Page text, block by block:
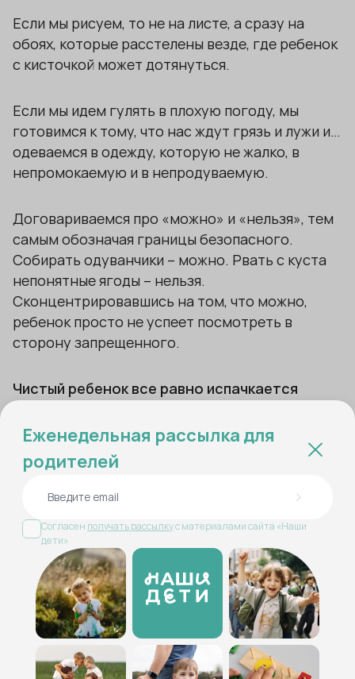
Если мы рисуем, то не на листе, а сразу на
обоях, которые расстелены везде, где ребенок
с кисточкой может дотянуться.
Если мы идем гулять в плохую погоду, мы
готовимся к тому, что нас ждут грязь и лужи и…
одеваемся в одежду, которую не жалко, в
непромокаемую и в непродуваемую.
Договариваемся про «можно» и «нельзя», тем
самым обозначая границы безопасного.
Собирать одуванчики – можно. Рвать с куста
непонятные ягоды – нельзя.
Сконцентрировавшись на том, что можно,
ребенок просто не успеет посмотреть в
сторону запрещенного.
Чистый ребенок все равно испачкается
Если закрыть глаза и представить, что мой сын
– чистый, то я додумываю:
— Ага, только что вышел из ванной!
— Приглашен на день рождения…
— Заболел, лежит в постели.
— В понедельник утром пришел в садик,
только-только вошел в группу.
Еженедельная рассылка для
родителей
Согласен получать рассылкус материалами сайта «Наши
дети»